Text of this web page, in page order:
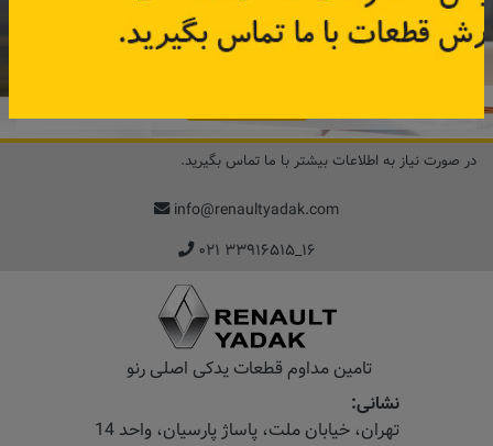
در صورت نیاز به اطلاعات بیشتر با ما تماس بگیرید.
info@renaultyadak.com
۰۲۱ ۳۳۹۱۶۵۱۵_۱۶
تامین مداوم قطعات یدکی اصلی رنو
نشانی:
تهران، خیابان‌ ملت، پاساژ‌ پارسیان، واحد 14